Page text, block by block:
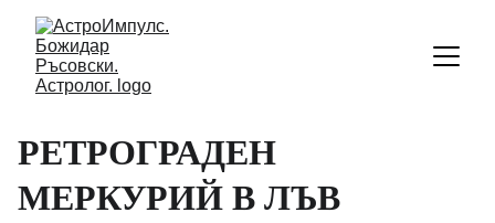
РЕТРОГРАДЕН
МЕРКУРИЙ В ЛЪВ